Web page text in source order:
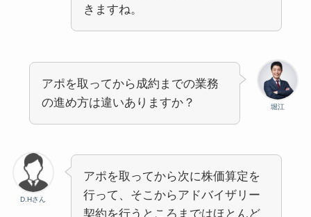
きますね。
堀江
アポを取ってから成約までの業務
の進め方は違いありますか？
D.Hさん
アポを取ってから次に株価算定を
行って、そこからアドバイザリー
契約を行うところまではほとんど